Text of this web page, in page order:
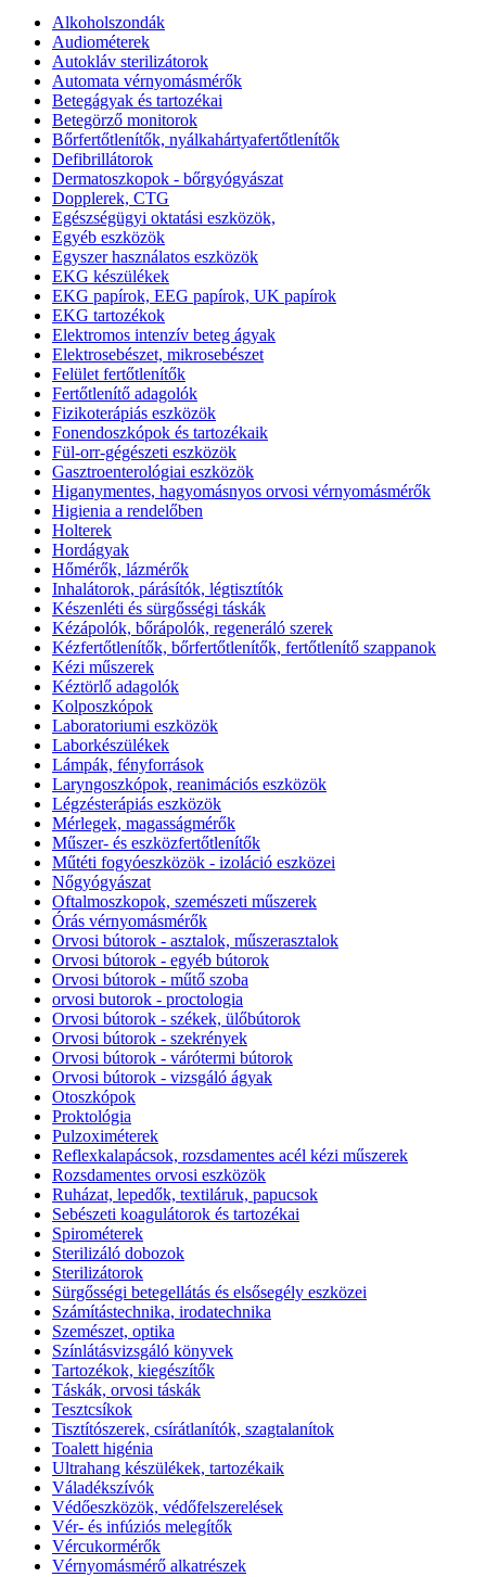
Alkoholszondák
Audiométerek
Autokláv sterilizátorok
Automata vérnyomásmérők
Betegágyak és tartozékai
Betegörző monitorok
Bőrfertőtlenítők, nyálkahártyafertőtlenítők
Defibrillátorok
Dermatoszkopok - bőrgyógyászat
Dopplerek, CTG
Egészségügyi oktatási eszközök,
Egyéb eszközök
Egyszer használatos eszközök
EKG készülékek
EKG papírok, EEG papírok, UK papírok
EKG tartozékok
Elektromos intenzív beteg ágyak
Elektrosebészet, mikrosebészet
Felület fertőtlenítők
Fertőtlenítő adagolók
Fizikoterápiás eszközök
Fonendoszkópok és tartozékaik
Fül-orr-gégészeti eszközök
Gasztroenterológiai eszközök
Higanymentes, hagyomásnyos orvosi vérnyomásmérők
Higienia a rendelőben
Holterek
Hordágyak
Hőmérők, lázmérők
Inhalátorok, párásítók, légtisztítók
Készenléti és sürgősségi táskák
Kézápolók, bőrápolók, regeneráló szerek
Kézfertőtlenítők, bőrfertőtlenítők, fertőtlenítő szappanok
Kézi műszerek
Kéztörlő adagolók
Kolposzkópok
Laboratoriumi eszközök
Laborkészülékek
Lámpák, fényforrások
Laryngoszkópok, reanimációs eszközök
Légzésterápiás eszközök
Mérlegek, magasságmérők
Műszer- és eszközfertőtlenítők
Műtéti fogyóeszközök - izoláció eszközei
Nőgyógyászat
Oftalmoszkopok, szemészeti műszerek
Órás vérnyomásmérők
Orvosi bútorok - asztalok, műszerasztalok
Orvosi bútorok - egyéb bútorok
Orvosi bútorok - műtő szoba
orvosi butorok - proctologia
Orvosi bútorok - székek, ülőbútorok
Orvosi bútorok - szekrények
Orvosi bútorok - várótermi bútorok
Orvosi bútorok - vizsgáló ágyak
Otoszkópok
Proktológia
Pulzoximéterek
Reflexkalapácsok, rozsdamentes acél kézi műszerek
Rozsdamentes orvosi eszközök
Ruházat, lepedők, textiláruk, papucsok
Sebészeti koagulátorok és tartozékai
Spirométerek
Sterilizáló dobozok
Sterilizátorok
Sürgősségi betegellátás és elsősegély eszközei
Számítástechnika, irodatechnika
Szemészet, optika
Színlátásvizsgáló könyvek
Tartozékok, kiegészítők
Táskák, orvosi táskák
Tesztcsíkok
Tisztítószerek, csírátlanítók, szagtalanítok
Toalett higénia
Ultrahang készülékek, tartozékaik
Váladékszívók
Védőeszközök, védőfelszerelések
Vér- és infúziós melegítők
Vércukormérők
Vérnyomásmérő alkatrészek